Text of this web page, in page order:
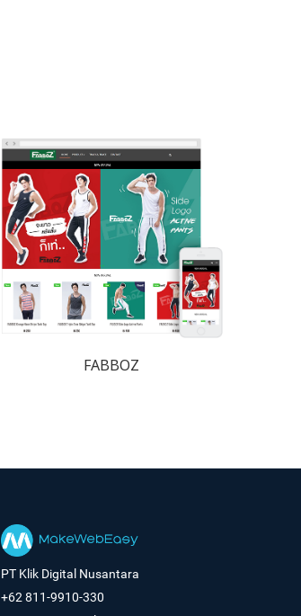
FABBOZ
PT Klik Digital Nusantara
+62 811-9910-330